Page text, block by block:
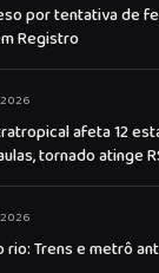
por tentativa de
Registro
afeta 12
tornado atinge
rio: Trens e metrô